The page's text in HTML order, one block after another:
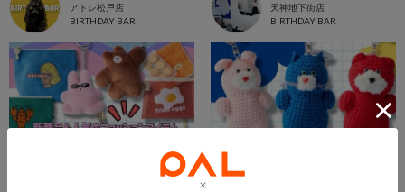
アトレ松戸店
BIRTHDAY BAR
天神地下街店
BIRTHDAY BAR